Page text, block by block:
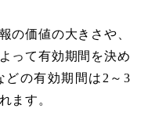
の価値の大きさや、
って有効期間を決め
どの有効期間は2～3
ます。